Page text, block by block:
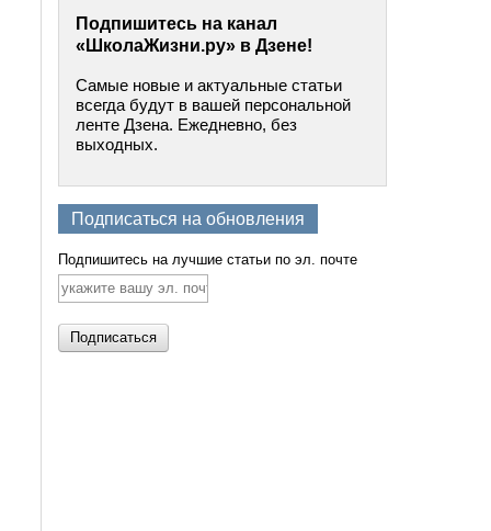
Подпишитесь на канал
«ШколаЖизни.ру» в Дзене!
Самые новые и актуальные статьи
всегда будут в вашей персональной
ленте Дзена. Ежедневно, без
выходных.
Подписаться на обновления
Подпишитесь на лучшие статьи по эл. почте